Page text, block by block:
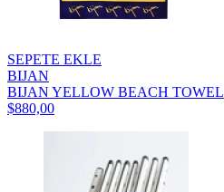
SEPETE EKLE
BIJAN
BIJAN YELLOW BEACH TOWEL
$880,00